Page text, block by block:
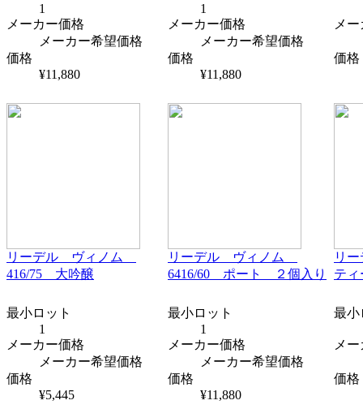
1
メーカー価格
メーカー希望価格
価格
¥11,880
1
メーカー価格
メーカー希望価格
価格
¥11,880
メ
価格
リーデル ヴィノム
416/75 大吟醸
リーデル ヴィノム
6416/60 ポート ２個入り
リ
テ
最小ロット
1
メーカー価格
メーカー希望価格
価格
¥5,445
最小ロット
1
メーカー価格
メーカー希望価格
価格
¥11,880
最小
メ
価格